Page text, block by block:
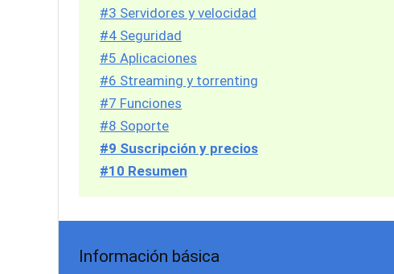
#3 Servidores y velocidad
#4 Seguridad
#5 Aplicaciones
#6 Streaming y torrenting
#7 Funciones
#8 Soporte
#9 Suscripción y precios
#10 Resumen
Información básica